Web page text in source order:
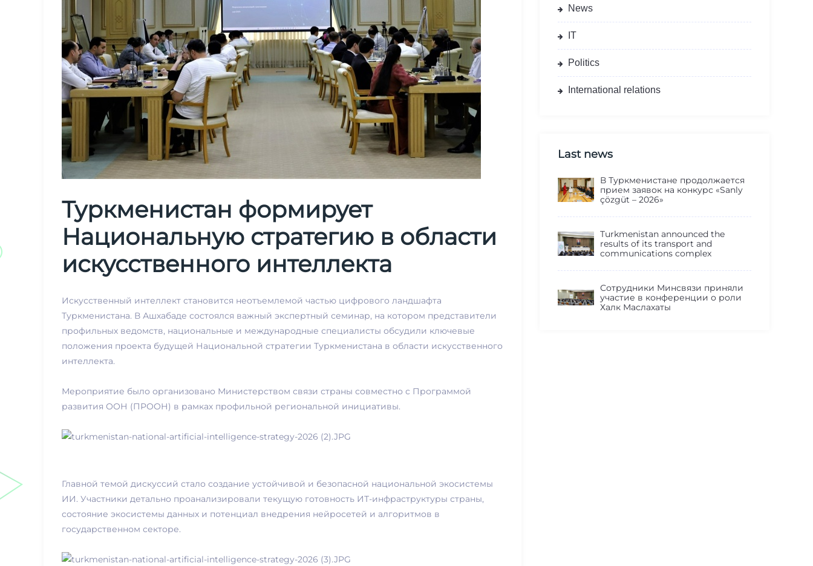
Туркменистан формирует
Национальную стратегию в области
искусственного интеллекта
Искусственный интеллект становится неотъемлемой частью цифрового ландшафта
Туркменистана. В Ашхабаде состоялся важный экспертный семинар, на котором представители
профильных ведомств, национальные и международные специалисты обсудили ключевые
положения проекта будущей Национальной стратегии Туркменистана в области искусственного
интеллекта.
Мероприятие было организовано Министерством связи страны совместно с Программой
развития ООН (ПРООН) в рамках профильной региональной инициативы.
Главной темой дискуссий стало создание устойчивой и безопасной национальной экосистемы
ИИ. Участники детально проанализировали текущую готовность ИТ-инфраструктуры страны,
состояние экосистемы данных и потенциал внедрения нейросетей и алгоритмов в
государственном секторе.
News
IT
Politics
International relations
Last news
В Туркменистане продолжается
прием заявок на конкурс «Sanly
çözgüt – 2026»
Turkmenistan announced the
results of its transport and
communications complex
Сотрудники Минсвязи приняли
участие в конференции о роли
Халк Маслахаты